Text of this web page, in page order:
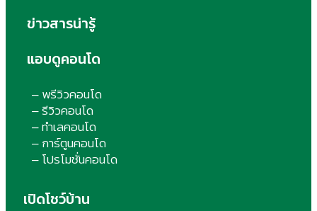
ข่าวสารน่ารู้
แอบดูคอนโด
– พรีวิวคอนโด
– รีวิวคอนโด
– ทำเลคอนโด
– การ์ตูนคอนโด
– โปรโมชั่นคอนโด
เปิดโชว์บ้าน